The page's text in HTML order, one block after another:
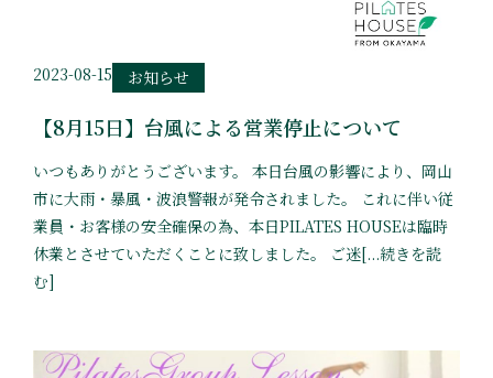
2023-08-15 お知らせ
【8月15日】台風による営業停止について
いつもありがとうございます。 本日台風の影響により、岡山
市に大雨・暴風・波浪警報が発令されました。 これに伴い従
業員・お客様の安全確保の為、本日PILATES HOUSEは臨時
休業とさせていただくことに致しました。 ご迷[...続きを読
む]